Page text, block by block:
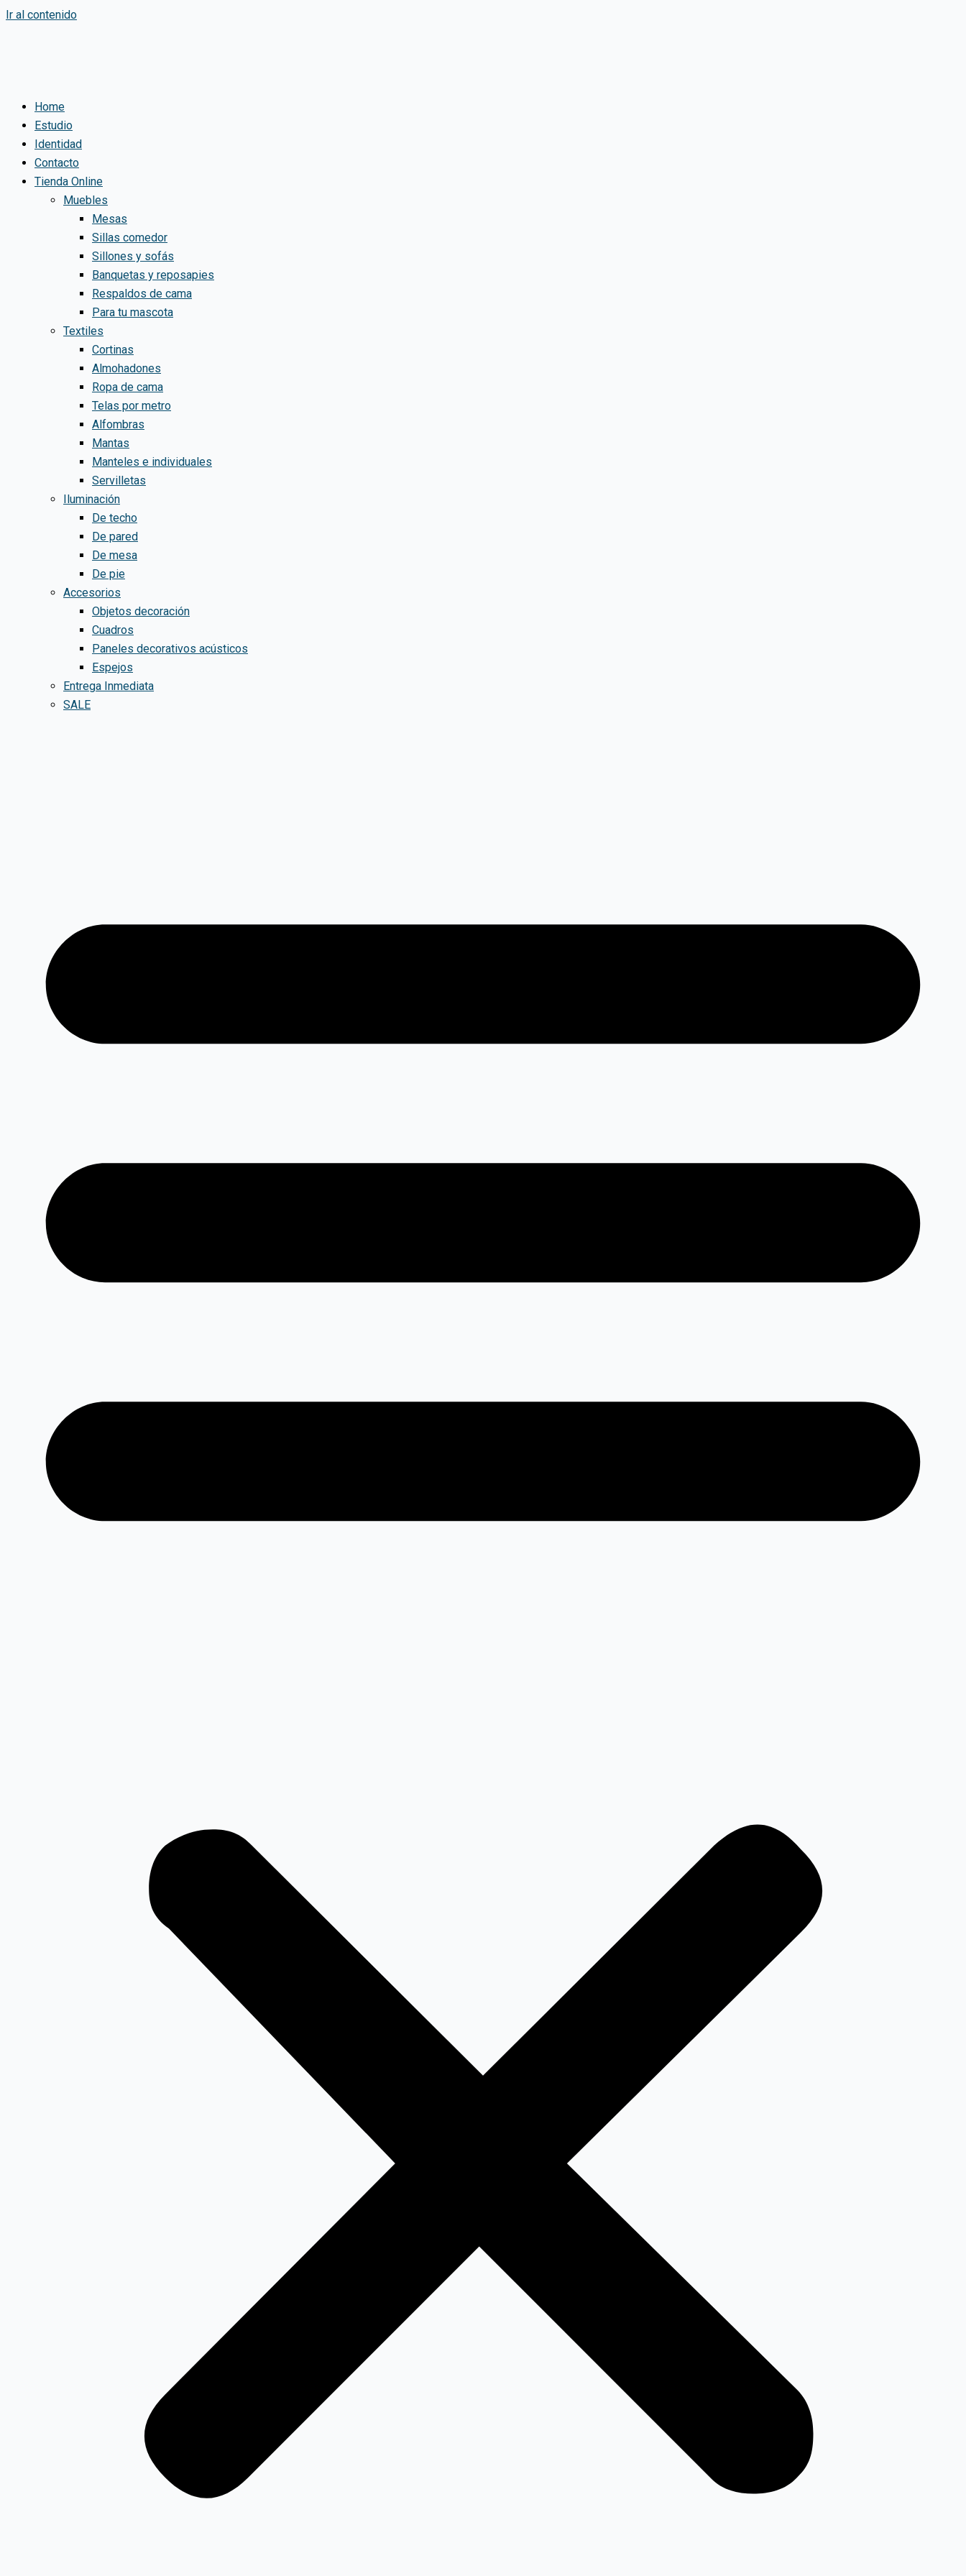
Ir al contenido
Home
Estudio
Identidad
Contacto
Tienda Online
Muebles
Mesas
Sillas comedor
Sillones y sofás
Banquetas y reposapies
Respaldos de cama
Para tu mascota
Textiles
Cortinas
Almohadones
Ropa de cama
Telas por metro
Alfombras
Mantas
Manteles e individuales
Servilletas
Iluminación
De techo
De pared
De mesa
De pie
Accesorios
Objetos decoración
Cuadros
Paneles decorativos acústicos
Espejos
Entrega Inmediata
SALE